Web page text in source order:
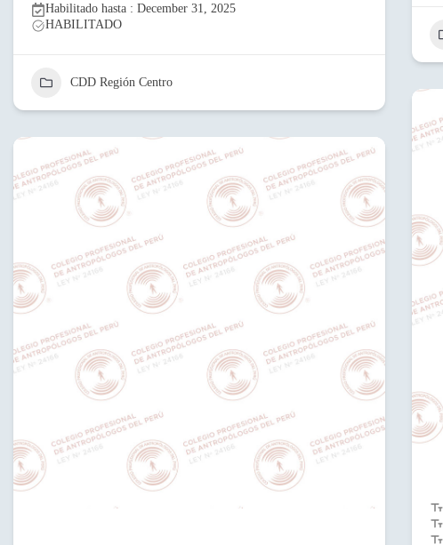
Habilitado hasta : December 31, 2025
HABILITADO
CDD Región Centro